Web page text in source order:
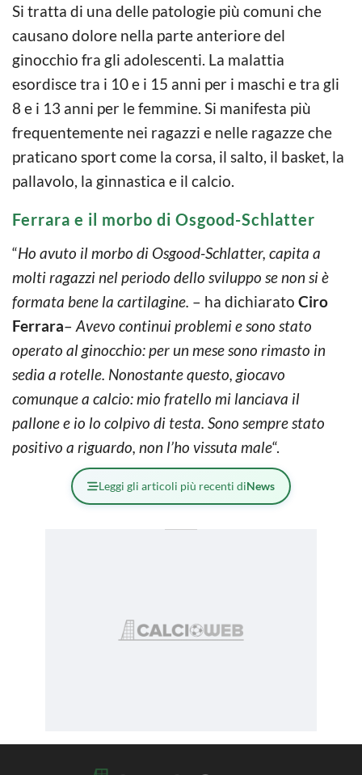
Si tratta di una delle patologie più comuni che
causano dolore nella parte anteriore del
ginocchio fra gli adolescenti. La malattia
esordisce tra i 10 e i 15 anni per i maschi e tra gli
8 e i 13 anni per le femmine. Si manifesta più
frequentemente nei ragazzi e nelle ragazze che
praticano sport come la corsa, il salto, il basket, la
pallavolo, la ginnastica e il calcio.
Ferrara e il morbo di Osgood-Schlatter
“Ho avuto il morbo di Osgood-Schlatter, capita a
molti ragazzi nel periodo dello sviluppo se non si è
formata bene la cartilagine. – ha dichiarato Ciro
Ferrara– Avevo continui problemi e sono stato
operato al ginocchio: per un mese sono rimasto in
sedia a rotelle. Nonostante questo, giocavo
comunque a calcio: mio fratello mi lanciava il
pallone e io lo colpivo di testa. Sono sempre stato
positivo a riguardo, non l’ho vissuta male“.
Leggi gli articoli più recenti diNews